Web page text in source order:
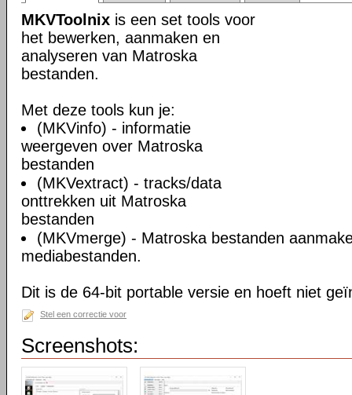
MKVToolnix is een set tools voor
het bewerken, aanmaken en
analyseren van Matroska
bestanden.
Met deze tools kun je:
(MKVinfo) - informatie
weergeven over Matroska
bestanden
(MKVextract) - tracks/data
onttrekken uit Matroska
bestanden
(MKVmerge) - Matroska bestanden
mediabestanden.
Dit is de 64-bit portable versie en hoeft niet
Stel een correctie voor
Screenshots: